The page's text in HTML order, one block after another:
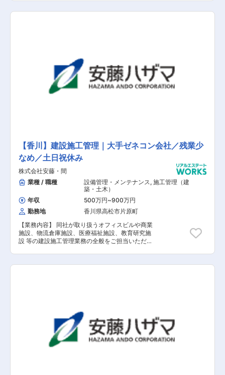
者と面談を行い、進捗状況を確認。業務習得の進
み具合を確認しながら研修プログラムを実施しま
す。 入社直後は、すぐに営業は行わずに物件の調
査方法や法務局に行き、情報を収集から学び1か
月程度は物件調査に対する知識をつけ、その後、
の売却を希望する顧客（売り主）とはチラシから
出した後、過去に購入の問い合わせを受けた方な
どの顧客リストの中から今回の物件にマッチする
方への連絡や広告を打つなど、物件の購入希望者
を探します。 ■売買成立…購入希望者が決定する
と、売買成立です。購入者の要望に応じ、ローン
【香川】建設施工管理｜大手ゼネコン会社／残業少
なめ／土日祝休み
株式会社安藤・間
業種 / 職種
設備管理・メンテナンス, 施工管理（建
築・土木）
年収
500万円~900万円
勤務地
香川県高松市片原町
【業務内容】 同社が取り扱うオフィスビルや商業
施設、物流倉庫施設、医療福祉施設、教育研究施
設 等の建設施工管理業務の全般をご担当いただ
仕事内容などは、ご自身の経験やスキルによって
おり、シフト制で休暇を取得するだけでなく、現
場自体を閉所することで、協力会社社員も含めた
業界全体の長時間労働改善の取り組みを行なって
おり、社員の平均勤続年数は約18年・平均残業時
間約24時間と建設業界の中でも働きやすい就業環